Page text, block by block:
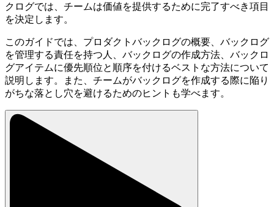
クログでは、チームは価値を提供するために完了すべき項目
を決定します。
このガイドでは、プロダクトバックログの概要、バックログ
を管理する責任を持つ人、バックログの作成方法、バックロ
グアイテムに優先順位と順序を付けるベストな方法について
説明します。また、チームがバックログを作成する際に陥り
がちな落とし穴を避けるためのヒントも学べます。